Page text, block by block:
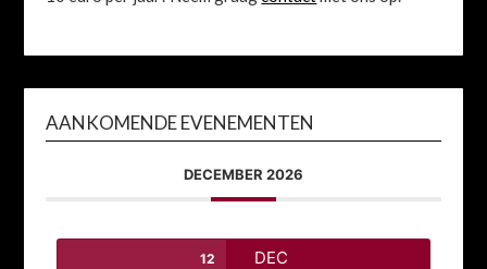
AANKOMENDE EVENEMENTEN
DECEMBER 2026
12 DEC